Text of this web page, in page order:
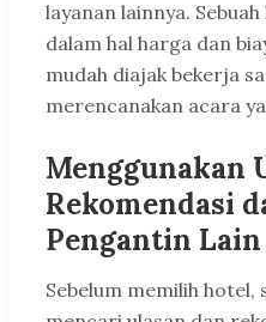
layanan lainnya.
dalam hal harga dan
mudah diajak bekerja
merencanakan acara
Menggunakan
Rekomendasi
Pengantin Lain
Sebelum memilih